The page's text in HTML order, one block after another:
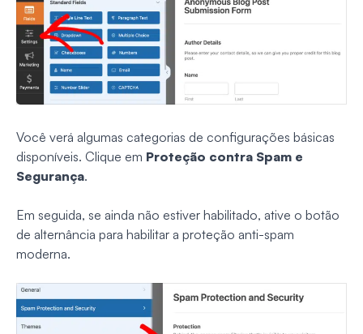
Você verá algumas categorias de configurações básicas
disponíveis. Clique em Proteção contra Spam e
Segurança.
Em seguida, se ainda não estiver habilitado, ative o botão
de alternância para habilitar a proteção anti-spam
moderna.